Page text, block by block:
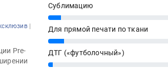
|
Pre-
Сублимацию
8%
Для прямой печати по ткани
10%
ДТГ («футболочный»)
3%